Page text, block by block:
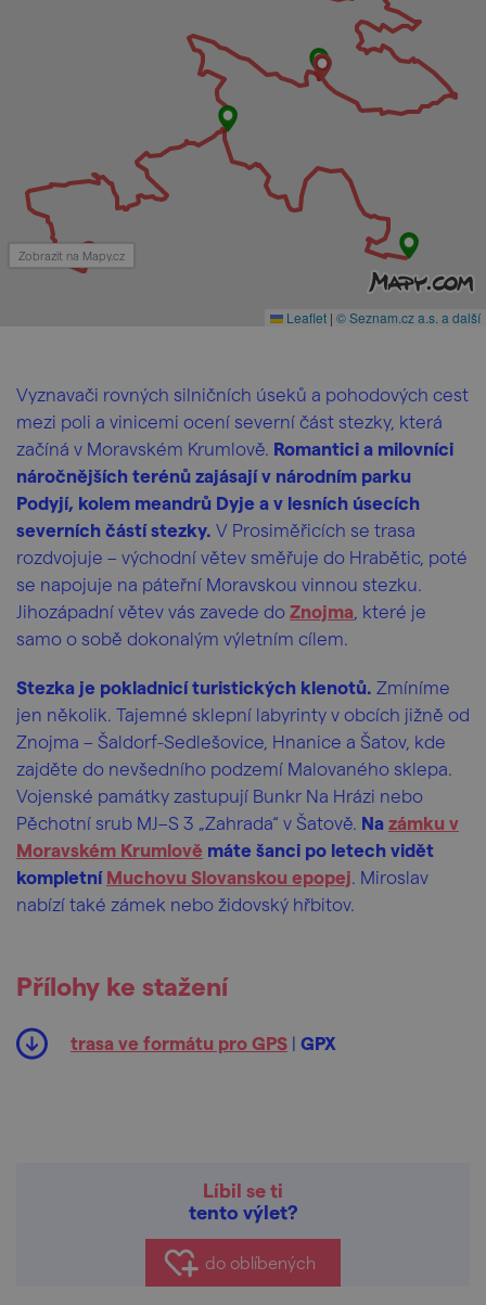
Leaflet | © Seznam.cz a.s. a další
Zobrazit na Mapy.cz
Vyznavači rovných silničních úseků a pohodových cest
mezi poli a vinicemi ocení severní část stezky, která
začíná v Moravském Krumlově. Romantici a milovníci
náročnějších terénů zajásají v národním parku
Podyjí, kolem meandrů Dyje a v lesních úsecích
severních částí stezky. V Prosiměřicích se trasa
rozdvojuje – východní větev směřuje do Hrabětic, poté
se napojuje na páteřní Moravskou vinnou stezku.
Jihozápadní větev vás zavede do Znojma , které je
samo o sobě dokonalým výletním cílem.
Stezka je pokladnicí turistických klenotů. Zmíníme
jen několik. Tajemné sklepní labyrinty v obcích jižně od
Znojma – Šaldorf-Sedlešovice, Hnanice a Šatov, kde
zajděte do nevšedního podzemí Malovaného sklepa.
Vojenské památky zastupují Bunkr Na Hrázi nebo
Pěchotní srub MJ–S 3 „Zahrada“ v Šatově. Na zámku v
Moravském Krumlově máte šanci po letech vidět
kompletní Muchovu Slovanskou epopej. Miroslav
nabízí také zámek nebo židovský hřbitov.
Přílohy ke stažení
trasa ve formátu pro GPS | GPX
Líbil se ti
tento výlet?
do oblíbených